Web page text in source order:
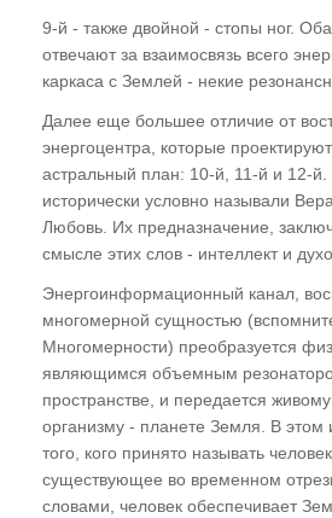
9-й - также двойной - стопы ног.
отвечают за взаимосвязь всего
каркаса с Землей - некие
Далее еще большее отличие от
энергоцентра, которые
астральный план: 10-й, 11-й и 12-
исторически условно называли
Любовь. Их предназначение,
смысле этих слов - интеллект и
Энергоинформационный канал,
многомерной сущностью
Многомерности) преобразуется
являющимся объемным
пространстве, и передается
организму - планете Земля. В этом
того, кого принято называть
существующее во временном
словами, человек обеспечивает